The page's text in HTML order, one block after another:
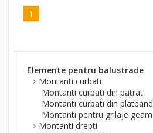
1
Elemente pentru balustrade
Montanti curbati
Montanti curbati din patrat
Montanti curbati din platband
Montanti pentru grilaje geam
Montanti drepti